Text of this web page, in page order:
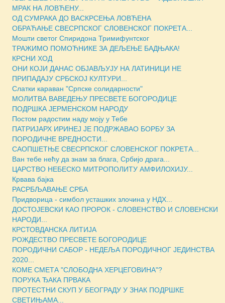
МРАК НА ЛОВЋЕНУ...
ОД СУМРАКА ДО ВАСКРСЕЊА ЛОВЋЕНА
ОБРАЋАЊЕ СВЕСРПСКОГ СЛОВЕНСКОГ ПОКРЕТА...
Мошти светог Спиридона Тримифунтског
ТРАЖИМО ПОМОЋНИКЕ ЗА ДЕЉЕЊЕ БАДЊАКА!
КРСНИ ХОД
ОНИ КОЈИ ДАНАС ОБЈАВЉУЈУ НА ЛАТИНИЦИ НЕ
ПРИПАДАЈУ СРБСКОЈ КУЛТУРИ...
Слатки караван "Српске солидарности"
МОЛИТВА ВАВЕДЕЊУ ПРЕСВЕТЕ БОГОРОДИЦЕ
ПОДРШКА ЈЕРМЕНСКОМ НАРОДУ
Постом радостим наду моју у Тебе
ПАТРИЈАРХ ИРИНЕЈ ЈЕ ПОДРЖАВАО БОРБУ ЗА
ПОРОДИЧНЕ ВРЕДНОСТИ...
САОПШЕТЊЕ СВЕСРПСКОГ СЛОВЕНСКОГ ПОКРЕТА...
Ван тебе нећу да знам за блага, Србијо драга...
ЦАРСТВО НЕБЕСКО МИТРОПОЛИТУ АМФИЛОХИЈУ...
Крвава бајка
РАСРБЉАВАЊЕ СРБА
Придворица - симбол усташких злочина у НДХ...
ДОСТОЈЕВСКИ КАО ПРОРОК - СЛОВЕНСТВО И СЛОВЕНСКИ
НАРОДИ...
КРСТОВДАНСКА ЛИТИЈА
РОЖДЕСТВО ПРЕСВЕТЕ БОГОРОДИЦЕ
ПОРОДИЧНИ САБОР - НЕДЕЉА ПОРОДИЧНОГ ЈЕДИНСТВА
2020...
КОМЕ СМЕТА "СЛОБОДНА ХЕРЦЕГОВИНА"?
ПОРУКА ЂАКА ПРВАКА
ПРОТЕСТНИ СКУП У БЕОГРАДУ У ЗНАК ПОДРШКЕ
СВЕТИЊАМА...